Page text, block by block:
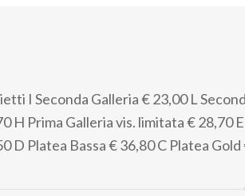
I Seconda Galleria€ 23,00 L
H Prima Galleria vis. limitata€ 28,70
D Platea Bassa€ 36,80C Platea Gold